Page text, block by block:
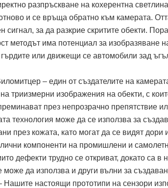
разпръскване на кохерентна
и се връща обратно към камерата.
сигнал, за да разкрие скритите обекти.
методът има потенциал за изобразяване
или движещи се автомобили зад
– един от създателите на
триизмерни изображения на обекти, с
през непрозрачно препятствие
технология може да се използва за
през кожата, като могат да се видят дори
компоненти на промишлени и
дефекти трудно се откриват, докато са в
да използва и други вълни за
настоящи прототипи на сензори